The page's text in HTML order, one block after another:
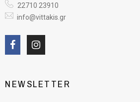
22710 23910
info@vittakis.gr
NEWSLETTER